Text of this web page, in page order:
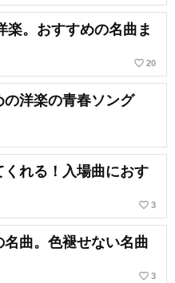
楽。おすすめの名曲ま
favorite_border 20
洋楽の青春ソング
れる！入場曲におす
favorite_border 3
名曲。色褪せない名曲
favorite_border 3